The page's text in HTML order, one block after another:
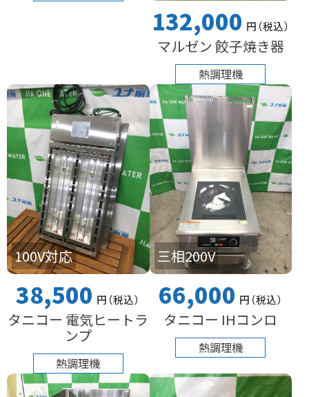
132,000 円（税込）
マルゼン 餃子焼き器
熱調理機
100V対応
38,500 円（税込）
タニコー 電気ヒートラ
ンプ
熱調理機
三相200V
66,000 円（税込）
タニコー IHコンロ
熱調理機